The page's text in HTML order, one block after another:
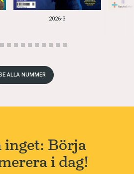
2026-3
ALLA NUMMER
inget: Börja
i dag!